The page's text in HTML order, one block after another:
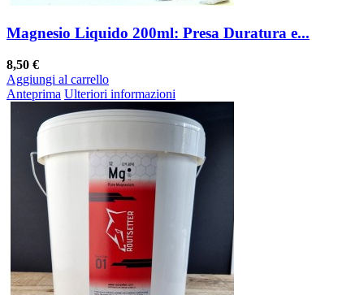
Magnesio Liquido 200ml: Presa Duratura e...
8,50 €
Aggiungi al carrello
Anteprima Ulteriori informazioni